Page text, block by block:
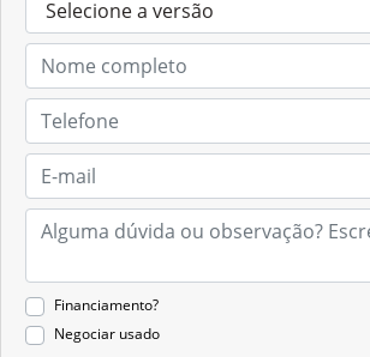
Financiamento?
Negociar usado